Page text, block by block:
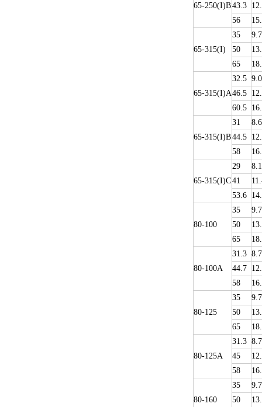
65-250(I)B43.3
56
65-315(I)
35
50
65
65-315(I)A
32.5 9.0
46.5
60.5
65-315(I)B
31
8.6
44.5
58
65-315(I)C
29
8.1
41
53.6
80-100
35
50
65
80-100A
31.3 8.7
44.7
58
80-125
35
50
65
80-125A
31.3 8.7
45
58
80-160
35
50